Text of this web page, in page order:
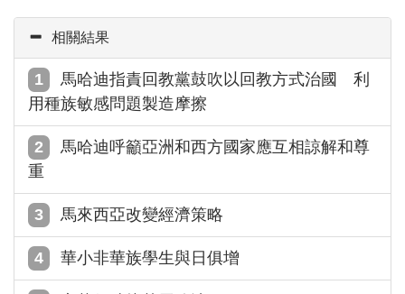
相關結果
馬哈迪指責回教黨鼓吹以回教方式治國 利
用種族敏感問題製造摩擦
馬哈迪呼籲亞洲和西方國家應互相諒解和尊
重
馬來西亞改變經濟策略
華小非華族學生與日俱增